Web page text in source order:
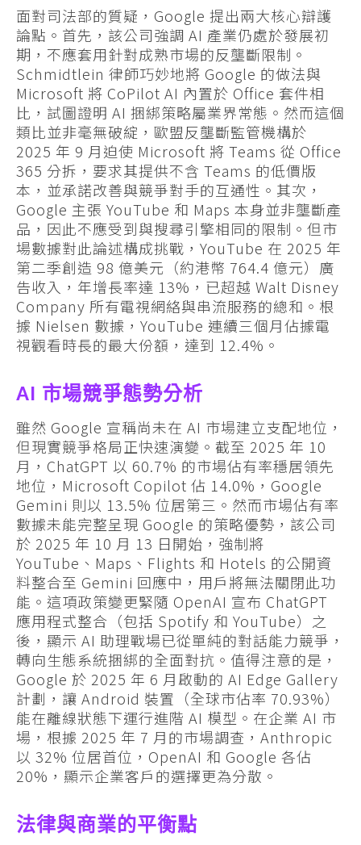
面對司法部的質疑，Google 提出兩大核心辯護
論點。首先，該公司強調 AI 產業仍處於發展初
期，不應套用針對成熟市場的反壟斷限制。
Schmidtlein 律師巧妙地將 Google 的做法與
Microsoft 將 CoPilot AI 內置於 Office 套件相
比，試圖證明 AI 捆綁策略屬業界常態。然而這個
類比並非毫無破綻，歐盟反壟斷監管機構於
2025 年 9 月迫使 Microsoft 將 Teams 從 Office
365 分拆，要求其提供不含 Teams 的低價版
本，並承諾改善與競爭對手的互通性。其次，
Google 主張 YouTube 和 Maps 本身並非壟斷產
品，因此不應受到與搜尋引擎相同的限制。但市
場數據對此論述構成挑戰，YouTube 在 2025 年
第二季創造 98 億美元（約港幣 764.4 億元）廣
告收入，年增長率達 13%，已超越 Walt Disney
Company 所有電視網絡與串流服務的總和。根
據 Nielsen 數據，YouTube 連續三個月佔據電
視觀看時長的最大份額，達到 12.4%。
AI 市場競爭態勢分析
雖然 Google 宣稱尚未在 AI 市場建立支配地位，
但現實競爭格局正快速演變。截至 2025 年 10
月，ChatGPT 以 60.7% 的市場佔有率穩居領先
地位，Microsoft Copilot 佔 14.0%，Google
Gemini 則以 13.5% 位居第三。然而市場佔有率
數據未能完整呈現 Google 的策略優勢，該公司
於 2025 年 10 月 13 日開始，強制將
YouTube、Maps、Flights 和 Hotels 的公開資
料整合至 Gemini 回應中，用戶將無法關閉此功
能。這項政策變更緊隨 OpenAI 宣布 ChatGPT
應用程式整合（包括 Spotify 和 YouTube）之
後，顯示 AI 助理戰場已從單純的對話能力競爭，
轉向生態系統捆綁的全面對抗。值得注意的是，
Google 於 2025 年 6 月啟動的 AI Edge Gallery
計劃，讓 Android 裝置（全球市佔率 70.93%）
能在離線狀態下運行進階 AI 模型。在企業 AI 市
場，根據 2025 年 7 月的市場調查，Anthropic
以 32% 位居首位，OpenAI 和 Google 各佔
20%，顯示企業客戶的選擇更為分散。
法律與商業的平衡點